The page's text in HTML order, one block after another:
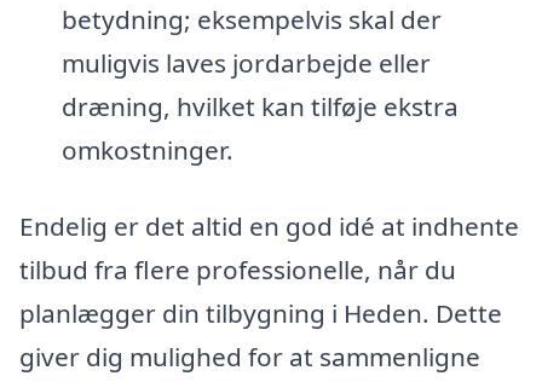
betydning; eksempelvis skal der
muligvis laves jordarbejde eller
dræning, hvilket kan tilføje ekstra
omkostninger.
Endelig er det altid en god idé at indhente
tilbud fra flere professionelle, når du
planlægger din tilbygning i Heden. Dette
giver dig mulighed for at sammenligne